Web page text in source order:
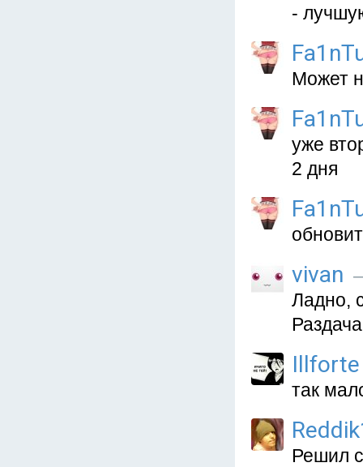
-
Может
уже
2 дня
vivan
Ладно,
Illforte
так
Решил